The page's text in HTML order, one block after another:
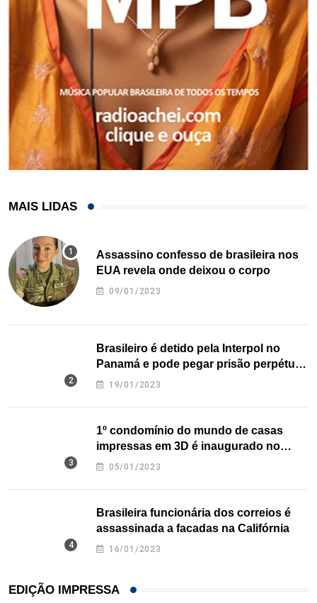
MAIS LIDAS
Assassino confesso de brasileira nos
EUA revela onde deixou o corpo
09/01/2023
Brasileiro é detido pela Interpol no
Panamá e pode pegar prisão perpétua
nos EUA
19/01/2023
1º condomínio do mundo de casas
impressas em 3D é inaugurado no
Texas
05/01/2023
Brasileira funcionária dos correios é
assassinada a facadas na Califórnia
16/01/2023
EDIÇÃO IMPRESSA